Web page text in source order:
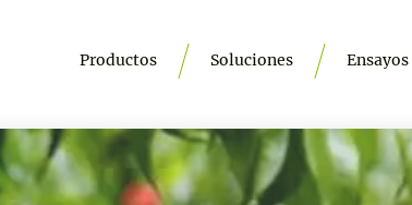
Productos Soluciones Ensayos